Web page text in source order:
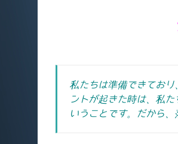
私たちは準備できており
ントが起きた時は、私
いうことです。
だから、